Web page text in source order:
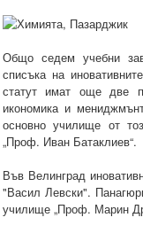
Общо седем учебни
списъка на
статут имат още две
икономика и
основно училище от
„Проф. Иван Батаклиев“.
Във Велинград
"Васил Левски".
училище „Проф. Марин